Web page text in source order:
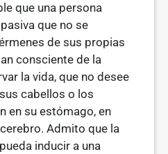
que una per­sona
que no se
de sus propias
consciente de la
la vida, que no desee
cabellos o los
en su estómago, en
Admito que la
inducir a una